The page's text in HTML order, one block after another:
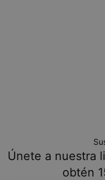
Únete a nuestra
obtén